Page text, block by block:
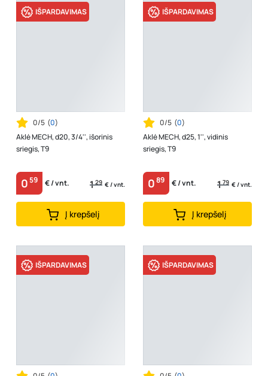
IŠPARDAVIMAS
0/5 (0)
Aklė MECH, d20, 3/4'', išorinis
sriegis, T9
059 € / vnt. 129 € / vnt.
Į krepšelį
IŠPARDAVIMAS
0/5 (0)
Aklė MECH, d25, 1'', vidinis
sriegis, T9
089 € / vnt. 179 € / vnt.
Į krepšelį
IŠPARDAVIMAS IŠPARDAVIMAS